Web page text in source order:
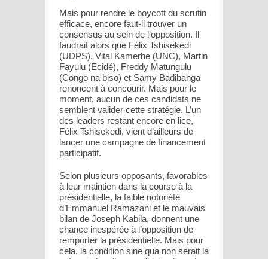
Mais pour rendre le boycott du scrutin
efficace, encore faut-il trouver un
consensus au sein de l’opposition. Il
faudrait alors que Félix Tshisekedi
(UDPS), Vital Kamerhe (UNC), Martin
Fayulu (Ecidé), Freddy Matungulu
(Congo na biso) et Samy Badibanga
renoncent à concourir. Mais pour le
moment, aucun de ces candidats ne
semblent valider cette stratégie. L’un
des leaders restant encore en lice,
Félix Tshisekedi, vient d’ailleurs de
lancer une campagne de financement
participatif.
Selon plusieurs opposants, favorables
à leur maintien dans la course à la
présidentielle, la faible notoriété
d’Emmanuel Ramazani et le mauvais
bilan de Joseph Kabila, donnent une
chance inespérée à l’opposition de
remporter la présidentielle. Mais pour
cela, la condition sine qua non serait la